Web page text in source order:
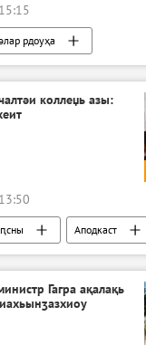
рдоуҳа
коллеџь азы:
Аподкаст
Гагра ақалақь